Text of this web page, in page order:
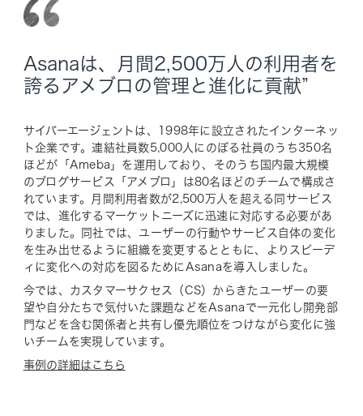
Asanaは、月間2,500万人の利用者を
誇るアメブロの管理と進化に貢献”
サイバーエージェントは、1998年に設立されたインターネッ
ト企業です。連結社員数5,000人にのぼる社員のうち350名
ほどが「Ameba」を運用しており、そのうち国内最大規模
のブログサービス「アメブロ」は80名ほどのチームで構成さ
れています。月間利用者数が2,500万人を超える同サービス
では、進化するマーケットニーズに迅速に対応する必要があ
りました。同社では、ユーザーの行動やサービス自体の変化
を生み出せるように組織を変更するとともに、よりスピーデ
ィに変化への対応を図るためにAsanaを導入しました。
今では、カスタマーサクセス（CS）からきたユーザーの要
望や自分たちで気付いた課題などをAsanaで一元化し開発部
門などを含む関係者と共有し優先順位をつけながら変化に強
いチームを実現しています。
事例の詳細はこちら